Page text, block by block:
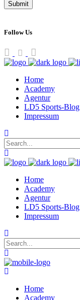
Follow Us
Home
Academy
Agentur
LD5 Sports-Blog
Impressum
Home
Academy
Agentur
LD5 Sports-Blog
Impressum
Home
Academy